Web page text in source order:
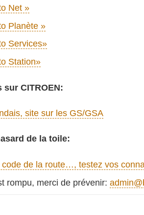
Net »
Planète »
Services»
Station»
sur CITROEN:
site sur les GS/GSA
de la toile:
code de la route…, testez vos
rompu, merci de prévenir: